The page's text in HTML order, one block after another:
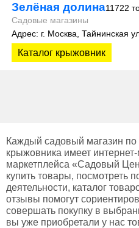
Зелёная долина11722
Садовые магазины
Адрес: г. Москва, Тайнинская
Каталог крыжовник
Каждый садовый магазин
крыжовника имеет
маркетплейса «Садовый
купить товары, посмотреть
деятельности, каталог
отзывы помогут
совершать покупку в
вы уже приобретали у нас